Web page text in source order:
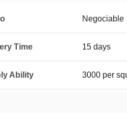
Negociable
Time 15 days
Ability 3000 per